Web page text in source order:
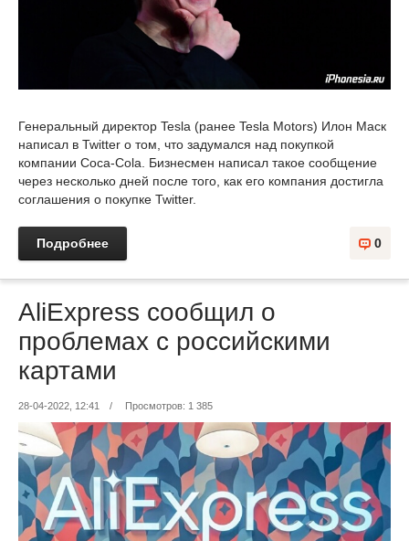
Генеральный директор Tesla (ранее Tesla Motors) Илон Маск
написал в Twitter о том, что задумался над покупкой
компании Coca-Cola. Бизнесмен написал такое сообщение
через несколько дней после того, как его компания достигла
соглашения о покупке Twitter.
Подробнее 0
AliExpress сообщил о
проблемах с российскими
картами
28-04-2022, 12:41 / Просмотров: 1 385